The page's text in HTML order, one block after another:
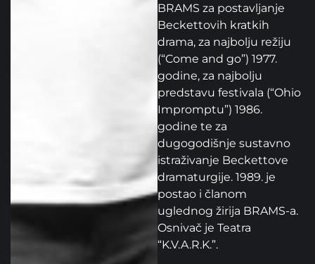
BRAMS za postavljanje
Beckettovih kratkih
drama, za najbolju režiju
(“Come and go”) 1977.
godine, za najbolju
predstavu festivala (“Ohio
Impromptu”) 1986.
godine te za
dugogodišnje sustavno
istraživanje Beckettove
dramaturgije. 1989. je
postao i članom
uglednog žirija BRAMS-a.
Osnivač je Teatra
“K.V.A.R.K.”.